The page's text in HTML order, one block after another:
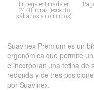
Entrega estimada en
24-48 horas (excepto
sábados y domingos)
Suavinex Premium es un
ergonómica que permite
e incorporan una tetina de
redonda y de tres
por Suavinex.